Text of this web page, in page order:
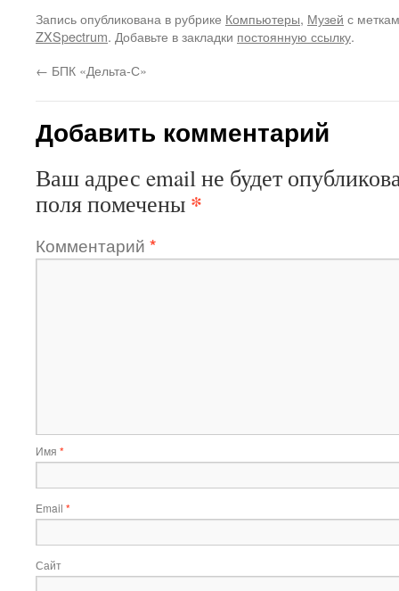
Запись опубликована в рубрике Компьютеры, Музей с
ZXSpectrum. Добавьте в закладки постоянную ссылку.
← БПК «Дельта-С»
Добавить комментарий
Ваш адрес email не будет
поля помечены *
Комментарий *
Имя *
Email *
Сайт